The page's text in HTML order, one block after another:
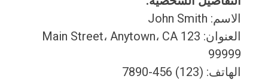
الاسم: John Smith
العنوان: 123 Main Street، Anytown، CA
99999
الهاتف: (123) 456-7890